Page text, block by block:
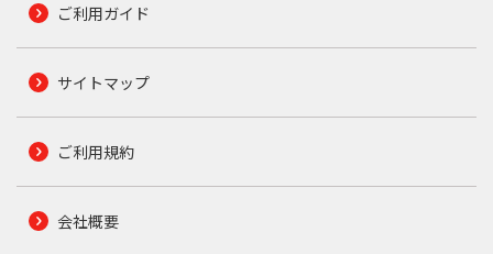
ご利用ガイド
サイトマップ
ご利用規約
会社概要